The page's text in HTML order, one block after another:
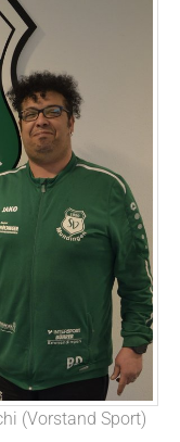
(Vorstand Sport)